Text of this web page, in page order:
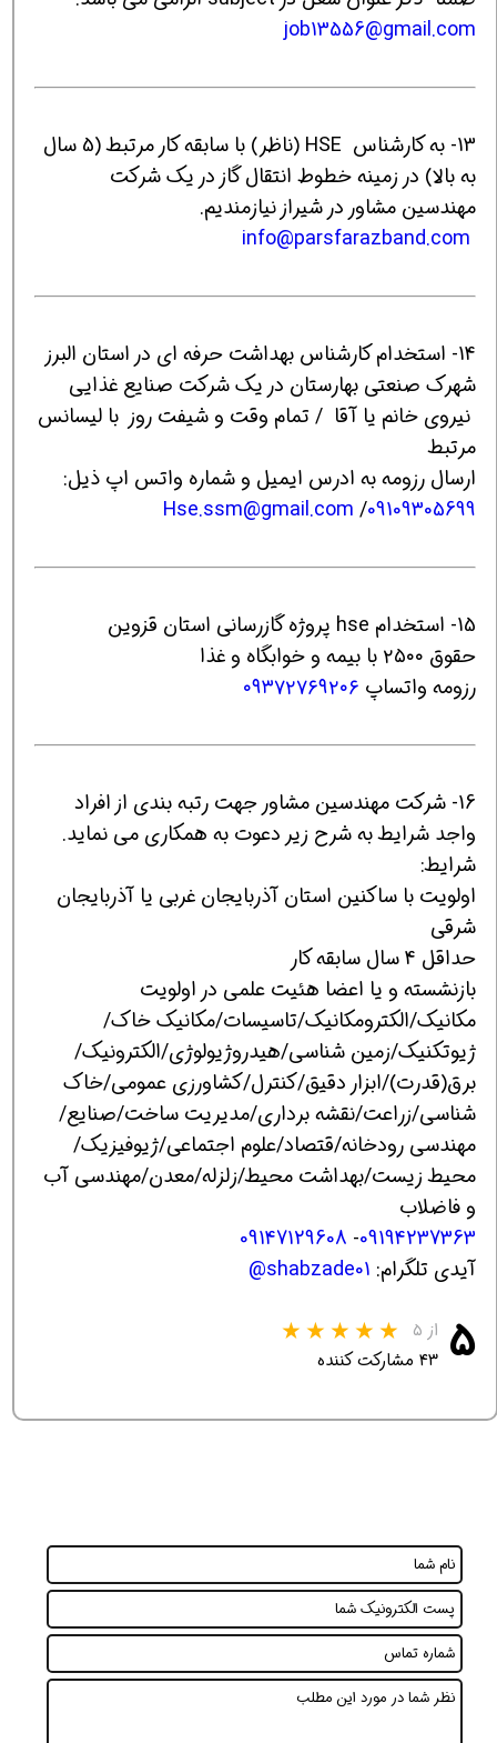
job13556@gmail.com
13- به کارشناس HSE (ناظر) با سابقه کار مرتبط (5 سال
به بالا) در زمینه خطوط انتقال گاز در یک شرکت
مهندسین مشاور در شیراز نیازمندیم.
14- استخدام کارشناس بهداشت حرفه ای در استان البرز
شهرک صنعتی بهارستان در یک شرکت صنایع غذایی
نیروی خانم یا آقا / تمام وقت و شیفت روز با لیسانس
مرتبط
ارسال رزومه به ادرس ایمیل و شماره واتس اپ ذیل:
Hse.ssm@gmail.com /09109305699
15- استخدام hse پروژه گازرسانی استان قزوین
حقوق ۲۵۰۰ با بیمه و خوابگاه و غذا
رزومه واتساپ ۰۹۳۷۲۷۶۹۲۰۶
16- شرکت مهندسین مشاور جهت رتبه بندی از افراد
واجد شرایط به شرح زیر دعوت به همکاری می نماید.
شرایط:
اولویت با ساکنین استان آذربایجان غربی یا آذربایجان
شرقی
حداقل 4 سال سابقه کار
بازنشسته و یا اعضا هئیت علمی در اولویت
مکانیک/الکترومکانیک/تاسیسات/مکانیک خاک/
ژیوتکنیک/زمین شناسی/هیدروژیولوژی/الکترونیک/
برق(قدرت)/ابزار دقیق/کنترل/کشاورزی عمومی/خاک
شناسی/زراعت/نقشه برداری/مدیریت ساخت/صنایع/
مهندسی رودخانه/قتصاد/علوم اجتماعی/ژیوفیزیک/
محیط زیست/بهداشت محیط/زلزله/معدن/مهندسی آب
و فاضلاب
09194237363
-
09147129608
آیدی تلگرام: shabzade01@
۵ از ۵
۴۳ مشارکت کننده